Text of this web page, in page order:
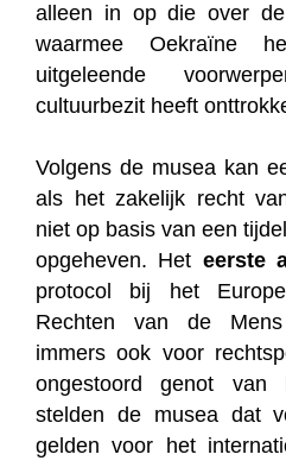
alleen in op die over
waarmee Oekraïne
uitgeleende
cultuurbezit heeft
Volgens de musea kan
als het zakelijk recht
niet op basis van een
opgeheven. Het eerste
protocol bij het
Rechten van de
immers ook voor
ongestoord genot van
stelden de musea dat
gelden voor het